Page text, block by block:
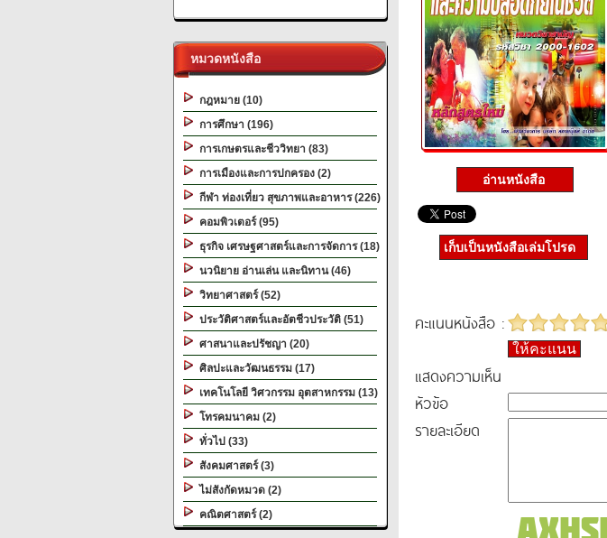
หมวดหนังสือ
กฎหมาย (10)
การศึกษา (196)
การเกษตรและชีววิทยา (83)
การเมืองและการปกครอง (2)
กีฬา ท่องเที่ยว สุขภาพและอาหาร (226)
คอมพิวเตอร์ (95)
ธุรกิจ เศรษฐศาสตร์และการจัดการ (18)
นวนิยาย อ่านเล่น และนิทาน (46)
วิทยาศาสตร์ (52)
ประวัติศาสตร์และอัตชีวประวัติ (51)
ศาสนาและปรัชญา (20)
ศิลปะและวัฒนธรรม (17)
เทคโนโลยี วิศวกรรม อุตสาหกรรม (13)
โทรคมนาคม (2)
ทั่วไป (33)
สังคมศาสตร์ (3)
ไม่สังกัดหมวด (2)
คณิตศาสตร์ (2)
อ่านหนังสือ
เก็บเป็นหนังสือเล่มโปรด
คะแนนหนังสือ :
ให้คะแนน
แสดงความเห็น
หัวข้อ
รายละเอียด